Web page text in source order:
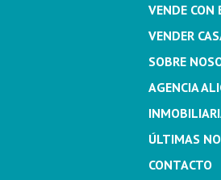
VENDE CON
VENDER
SOBRE
AGENCIA
ÚLTIMAS
CONTACTO